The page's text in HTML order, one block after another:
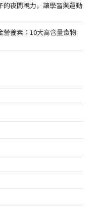
的夜間視力，讓學習與運動
營養素：10大高含量食物